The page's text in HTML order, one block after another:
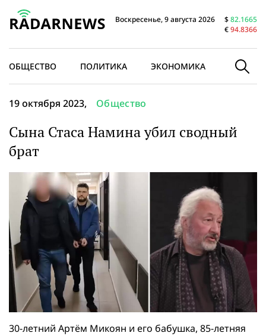
Воскресенье, 9 августа 2026 $82.1665
€94.8366
ОБЩЕСТВО ПОЛИТИКА ЭКОНОМИКА В МИРЕ
19 октября 2023, Общество
Сына Стаса Намина убил сводный
брат
30-летний Артём Микоян и его бабушка, 85-летняя